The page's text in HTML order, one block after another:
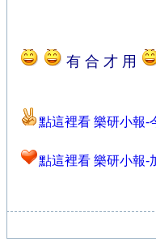
有 合 才 用
點這裡看 樂研小報-
點這裡看 樂研小報-